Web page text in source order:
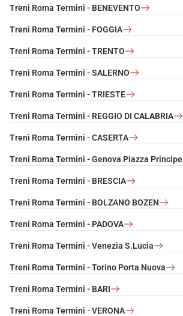
Treni Roma Termini - BENEVENTO
Treni Roma Termini - FOGGIA
Treni Roma Termini - TRENTO
Treni Roma Termini - SALERNO
Treni Roma Termini - TRIESTE
Treni Roma Termini - REGGIO DI CALABRIA
Treni Roma Termini - CASERTA
Treni Roma Termini - Genova Piazza Principe
Treni Roma Termini - BRESCIA
Treni Roma Termini - BOLZANO BOZEN
Treni Roma Termini - PADOVA
Treni Roma Termini - Venezia S.Lucia
Treni Roma Termini - Torino Porta Nuova
Treni Roma Termini - BARI
Treni Roma Termini - VERONA